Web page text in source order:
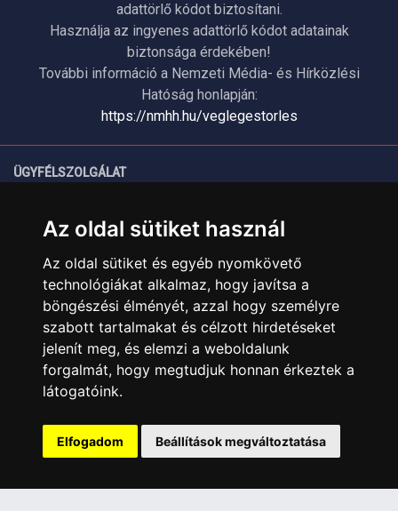
Az oldal sütiket használ
Az oldal sütiket és egyéb nyomkövető
technológiákat alkalmaz, hogy javítsa a
böngészési élményét, azzal hogy személyre
szabott tartalmakat és célzott hirdetéseket
jelenít meg, és elemzi a weboldalunk
forgalmát, hogy megtudjuk honnan érkeztek a
látogatóink.
Elfogadom Beállítások megváltoztatása
adattörlő kódot biztosítani.
Használja az ingyenes adattörlő kódot adatainak
biztonsága érdekében!
További információ a Nemzeti Média- és Hírközlési
Hatóság honlapján:
https://nmhh.hu/veglegestorles
ÜGYFÉLSZOLGÁLAT
Garanciális Ügyintézés
Üzleteinkben az elektronikus fizetés mód kizárólag átutalással
érhető el, bankkártyás fizetésre nincs lehetőség.
INFORMÁCIÓK
Általános Szerződési Feltételek
Adatkezelési nyilatkozat
Szolgáltatásaink
Szállítási információk